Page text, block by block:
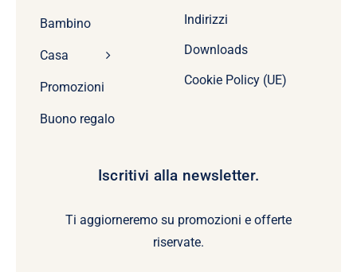
Bambino
Casa
Promozioni
Buono regalo
Indirizzi
Downloads
Cookie Policy (UE)
Iscritivi alla newsletter.
Ti aggiorneremo su promozioni e offerte
riservate.